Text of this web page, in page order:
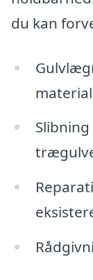
du kan